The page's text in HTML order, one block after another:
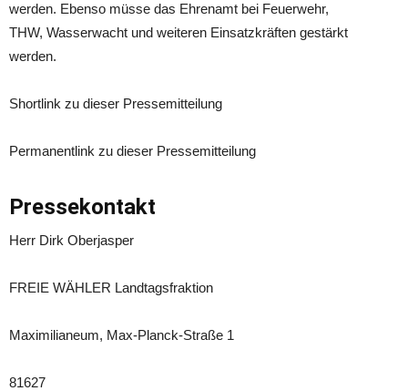
werden. Ebenso müsse das Ehrenamt bei Feuerwehr,
THW, Wasserwacht und weiteren Einsatzkräften gestärkt
werden.
Shortlink zu dieser Pressemitteilung
Permanentlink zu dieser Pressemitteilung
Pressekontakt
Herr Dirk Oberjasper
FREIE WÄHLER Landtagsfraktion
Maximilianeum, Max-Planck-Straße 1
81627